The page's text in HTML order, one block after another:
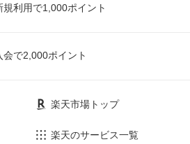
利用で1,000ポイント
で2,000ポイント
楽天市場トップ
楽天のサービス一覧